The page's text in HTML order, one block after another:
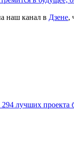
наш канал в Дзене,
лучших проекта